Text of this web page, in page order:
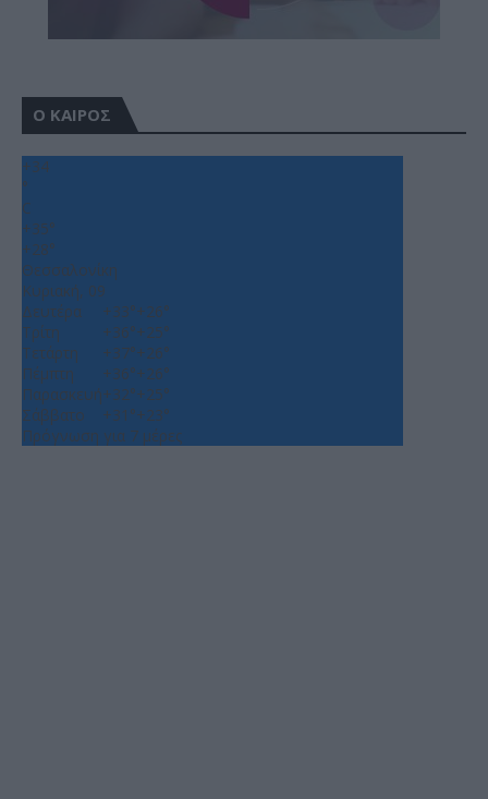
Ο ΚΑΙΡΟΣ
+34
°
C
+35°
+28°
Θεσσαλονίκη
Κυριακή, 09
Δευτέρα
+33°+26°
Τρίτη
+36°+25°
Τετάρτη
+37°+26°
Πέμπτη
+36°+26°
Παρασκευή+32°+25°
Σάββατο
+31°+23°
Πρόγνωση για 7 μέρες